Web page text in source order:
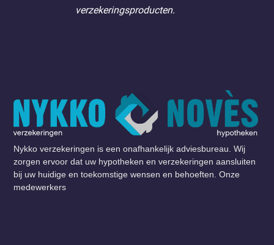
Nykko verzekeringen is een onafhankelijk adviesbureau. Wij
zorgen ervoor dat uw hypotheken en verzekeringen aansluiten
bij uw huidige en toekomstige wensen en behoeften. Onze
medewerkers
verzekeringsproducten.